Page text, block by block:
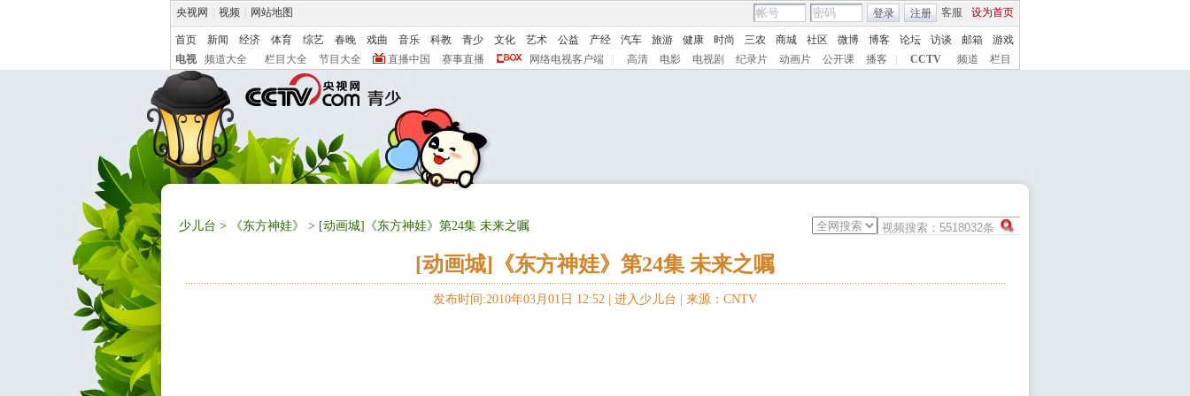
央视网 视频 网站地图 客服 设为首页
登录 注册
首页 新闻 经济 体育 综艺 春晚 戏曲 音乐 科教 青少 文化 艺术 公益 产经 汽车 旅游 健康 时尚 三农 商城 社区 微博 博客 论坛 访谈 邮箱
游戏
电视
频道大全 栏目大全 节目大全 直播中国 赛事直播 网络电视客户端 高清 电影 电视剧 纪录片 动画片 公开课 播客 CCTV 频道 栏目
少儿台 > 《东方神娃》 > [动画城]《东方神娃》第24集 未来之嘱
[动画城]《东方神娃》第24集 未来之嘱
发布时间:2010年03月01日 12:52 | 进入少儿台 来源：CNTV